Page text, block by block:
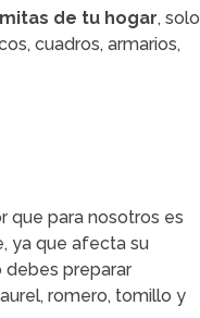
de tu hogar, solo
cuadros, armarios,
que para nosotros es
ya que afecta su
debes preparar
romero, tomillo y